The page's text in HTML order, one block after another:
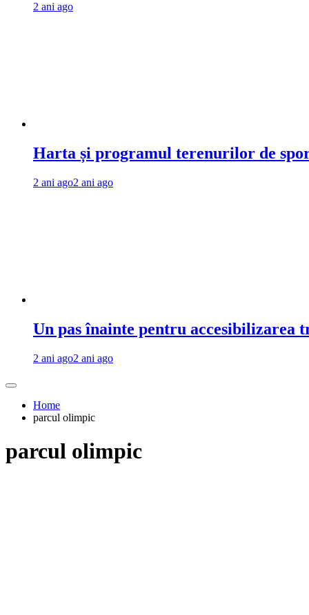
2 ani ago
Harta și programul terenurilor de
2 ani ago2 ani ago
Un pas înainte pentru accesibilizarea
2 ani ago2 ani ago
Home
parcul olimpic
parcul olimpic